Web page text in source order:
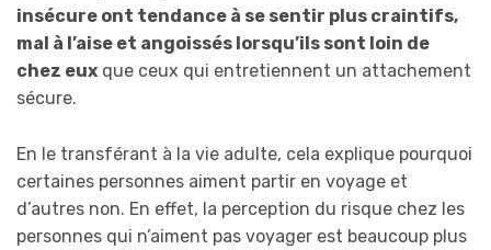
insécure ont tendance à se sentir plus craintifs,
mal à l’aise et angoissés lorsqu’ils sont loin de
chez eux que ceux qui entretiennent un attachement
sécure.
En le transférant à la vie adulte, cela explique pourquoi
certaines personnes aiment partir en voyage et
d’autres non. En effet, la perception du risque chez les
personnes qui n’aiment pas voyager est beaucoup plus